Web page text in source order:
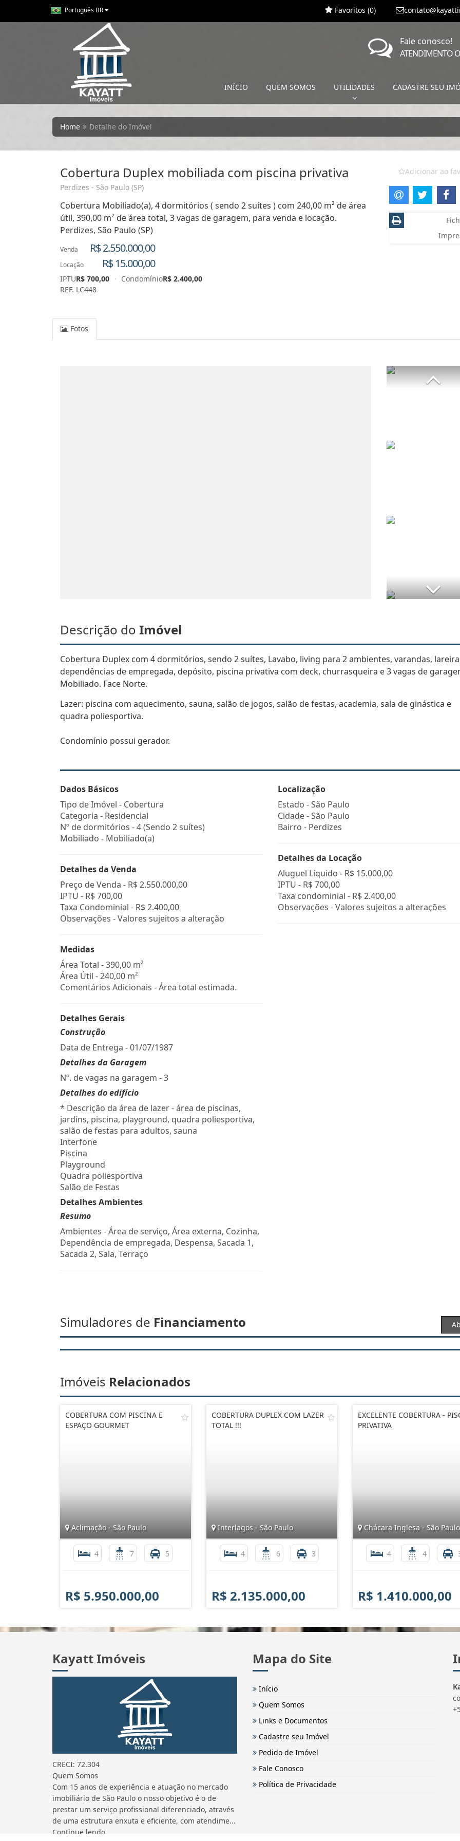
Português BR Favoritos (0)
INÍCIO QUEM SOMOS UTILIDADES CADASTRE SEU
Fale conosco!
ATENDIMENTO
Home Detalhe do Imóvel
Cobertura Duplex mobiliada com piscina privativa
Perdizes - São Paulo (SP)
Cobertura Mobiliado(a), 4 dormitórios ( sendo 2 suítes ) com 240,00 m² de área
útil, 390,00 m² de área total, 3 vagas de garagem, para venda e locação.
Perdizes, São Paulo (SP)
Venda R$ 2.550.000,00
Locação R$ 15.000,00
IPTUR$ 700,00 · CondomínioR$ 2.400,00
REF. LC448
Adicionar ao
Fotos
Descrição do Imóvel
Cobertura Duplex com 4 dormitórios, sendo 2 suítes, Lavabo, living para 2 ambientes, varandas,
dependências de empregada, depósito, piscina privativa com deck, churrasqueira e 3 vagas de
Mobiliado. Face Norte.
Lazer: piscina com aquecimento, sauna, salão de jogos, salão de festas, academia, sala de ginástica e
quadra poliesportiva.
Condomínio possui gerador.
Dados Básicos
Tipo de Imóvel - Cobertura
Categoria - Residencial
Nº de dormitórios - 4 (Sendo 2 suítes)
Mobiliado - Mobiliado(a)
Detalhes da Venda
Preço de Venda - R$ 2.550.000,00
IPTU - R$ 700,00
Taxa Condominial - R$ 2.400,00
Observações - Valores sujeitos a alteração
Medidas
Área Total - 390,00 m²
Área Útil - 240,00 m²
Comentários Adicionais - Área total estimada.
Detalhes Gerais
Construção
Data de Entrega - 01/07/1987
Detalhes da Garagem
Nº. de vagas na garagem - 3
Detalhes do edifício
* Descrição da área de lazer - área de piscinas,
jardins, piscina, playground, quadra poliesportiva,
salão de festas para adultos, sauna
Interfone
Piscina
Playground
Quadra poliesportiva
Salão de Festas
Detalhes Ambientes
Resumo
Ambientes - Área de serviço, Área externa, Cozinha,
Dependência de empregada, Despensa, Sacada 1,
Sacada 2, Sala, Terraço
Localização
Estado -São Paulo
Cidade -São Paulo
Bairro - Perdizes
Detalhes da Locação
Aluguel Líquido - R$ 15.000,00
IPTU - R$ 700,00
Taxa condominial - R$ 2.400,00
Observações - Valores sujeitos a alterações
Simuladores de Financiamento
Imóveis Relacionados
COBERTURA COM PISCINA E
ESPAÇO GOURMET
Aclimação - São Paulo
4 7 5
R$ 5.950.000,00
COBERTURA DUPLEX COM LAZER
TOTAL !!!
Interlagos - São Paulo
4 6 3
R$ 2.135.000,00
EXCELENTE COBERTURA -
PRIVATIVA
Chácara Inglesa - São Paulo
4 4
R$ 1.410.000,00
Kayatt Imóveis
CRECI: 72.304
Quem Somos
Com 15 anos de experiência e atuação no mercado
imobiliário de São Paulo o nosso objetivo é o de
prestar um serviço profissional diferenciado, através
de uma estrutura enxuta e eficiente, com atendime...
Continue lendo...
Mapa do Site
Início
Quem Somos
Links e Documentos
Cadastre seu Imóvel
Pedido de Imóvel
Fale Conosco
Política de Privacidade